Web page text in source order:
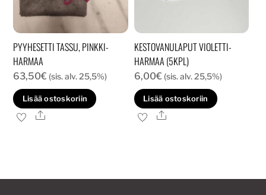
PYYHESETTI TASSU, PINKKI-
HARMAA
63,50€ (sis. alv. 25,5%)
Lisää ostoskoriin
Ale
KESTOVANULAPUT VIOLETTI-
HARMAA (5KPL)
6,00€ (sis. alv. 25,5%)
Lisää ostoskoriin
Ale